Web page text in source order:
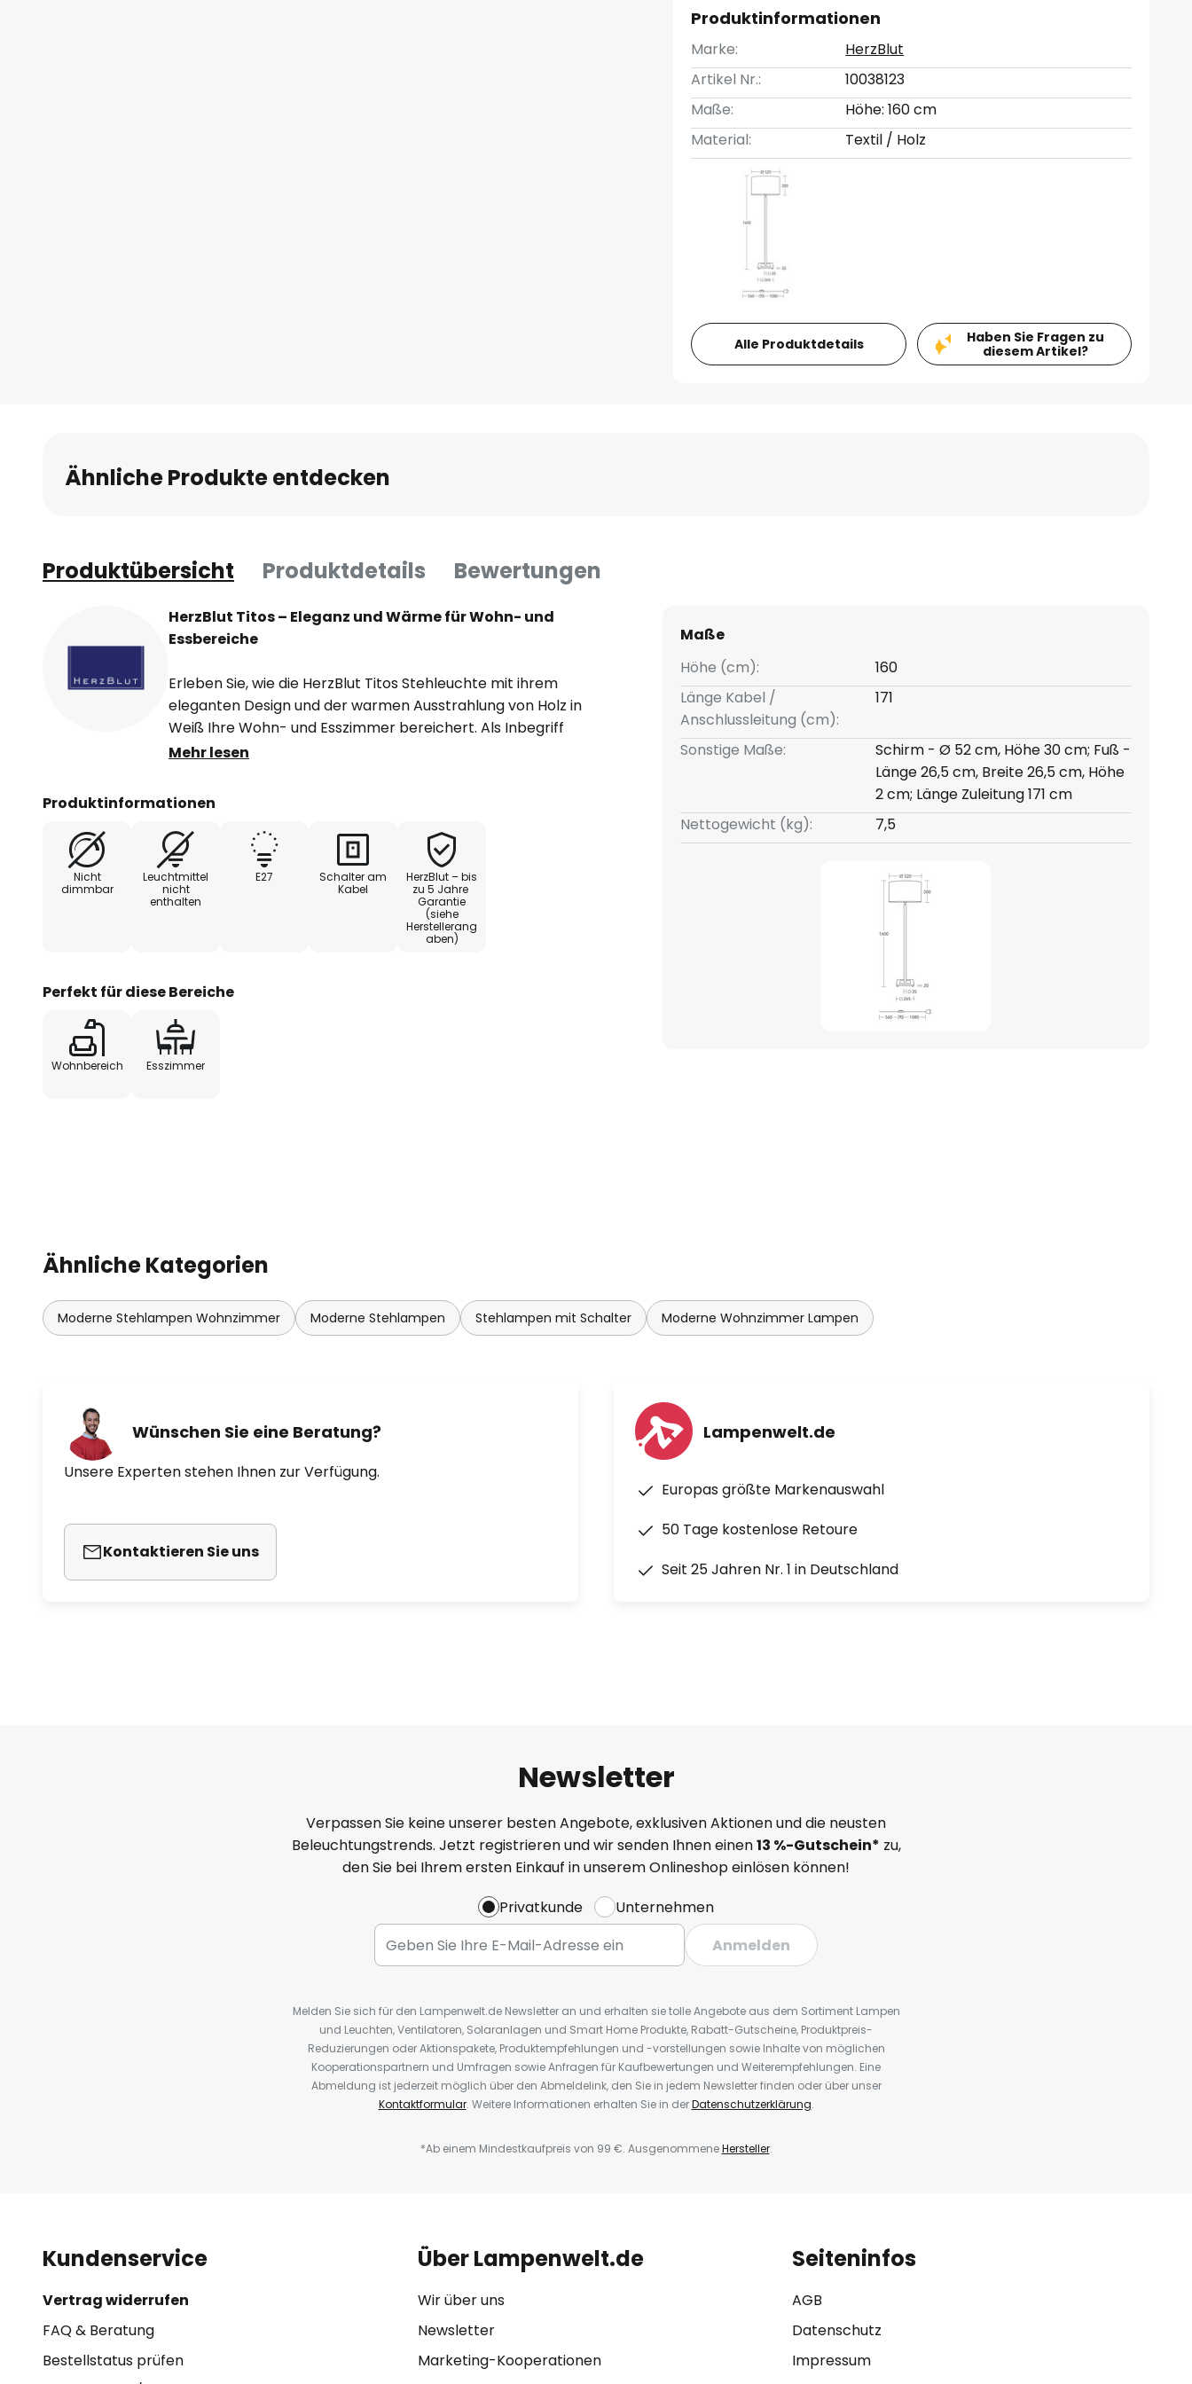
Produktinformationen
Marke:
HerzBlut
Artikel Nr.:
10038123
Maße:
Höhe: 160 cm
Material:
Textil / Holz
Alle Produktdetails
Haben Sie Fragen zu
diesem Artikel?
Ähnliche Produkte entdecken
Produktübersicht Produktdetails Bewertungen
HerzBlut Titos – Eleganz und Wärme für Wohn- und
Essbereiche
Erleben Sie, wie die HerzBlut Titos Stehleuchte mit ihrem
eleganten Design und der warmen Ausstrahlung von Holz in
Weiß Ihre Wohn- und Esszimmer bereichert. Als Inbegriff
moderner Wohnkultur, gefertigt in Deutschland, steht diese
Akzent, der nicht nur beleuchtet, sondern auch Atmosphäre
Mehr lesen
Produktinformationen
Nicht
dimmbar
Leuchtmittel
nicht
enthalten
E27
Schalter am
Kabel
HerzBlut – bis
zu 5 Jahre
Garantie
(siehe
Herstellerang
aben)
Perfekt für diese Bereiche
Wohnbereich Esszimmer
Maße
Höhe (cm):
160
Länge Kabel /
Anschlussleitung (cm):
171
Sonstige Maße:
Schirm - Ø 52 cm, Höhe 30 cm; Fuß -
Länge 26,5 cm, Breite 26,5 cm, Höhe
2 cm; Länge Zuleitung 171 cm
Nettogewicht (kg):
7,5
Ähnliche Kategorien
Moderne Stehlampen Wohnzimmer Moderne Stehlampen Stehlampen mit Schalter Moderne Wohnzimmer Lampen
Wünschen Sie eine Beratung?
Unsere Experten stehen Ihnen zur Verfügung.
Kontaktieren Sie uns
Lampenwelt.de
Europas größte Markenauswahl
50 Tage kostenlose Retoure
Seit 25 Jahren Nr. 1 in Deutschland
Newsletter
Verpassen Sie keine unserer besten Angebote, exklusiven Aktionen und die neusten
Beleuchtungstrends. Jetzt registrieren und wir senden Ihnen einen13 %-Gutschein* zu,
den Sie bei Ihrem ersten Einkauf in unserem Onlineshop einlösen können!
Privatkunde
Unternehmen
Anmelden
Melden Sie sich für den Lampenwelt.de Newsletter an und erhalten sie tolle Angebote aus dem Sortiment Lampen
und Leuchten, Ventilatoren, Solaranlagen und Smart Home Produkte, Rabatt-Gutscheine, Produktpreis-
Reduzierungen oder Aktionspakete, Produktempfehlungen und -vorstellungen sowie Inhalte von möglichen
Kooperationspartnern und Umfragen sowie Anfragen für Kaufbewertungen und Weiterempfehlungen. Eine
Abmeldung ist jederzeit möglich über den Abmeldelink, den Sie in jedem Newsletter finden oder über unser
Kontaktformular. Weitere Informationen erhalten Sie in derDatenschutzerklärung.
*Ab einem Mindestkaufpreis von 99 €. AusgenommeneHersteller.
Kundenservice
Vertrag widerrufen
FAQ & Beratung
Bestellstatus prüfen
Über Lampenwelt.de
Wir über uns
Newsletter
Marketing-Kooperationen
Seiteninfos
AGB
Datenschutz
Impressum